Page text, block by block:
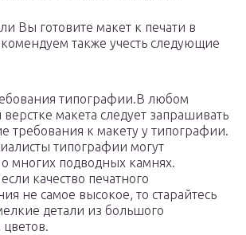
Вы готовите макет к печати в
также учесть следующие
типографии.В любом
верстке макета следует запрашивать
требования к макету у типографии.
типографии могут
о многих подводных камнях.
качество печатного
не самое высокое, то старайтесь
детали из большого
цветов.